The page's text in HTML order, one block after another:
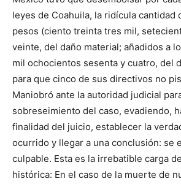
leyes de Coahuila, la ridícula cantidad
pesos (ciento treinta tres mil,
veinte, del daño material; añadidos a
mil ochocientos sesenta y cuatro, del
para que cinco de sus directivos no
Maniobró ante la autoridad judicial
sobreseimiento del caso, evadiendo,
finalidad del juicio, establecer la
ocurrido y llegar a una conclusión: se
culpable. Esta es la irrebatible carga
histórica: En el caso de la muerte de